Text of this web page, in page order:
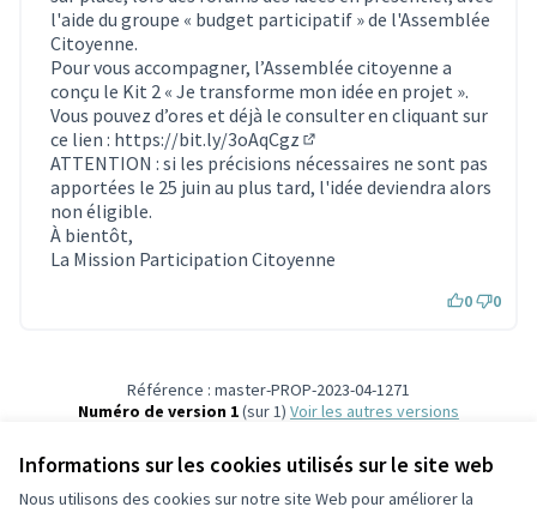
Informations sur les cookies utilisés sur le site web
Nous utilisons des cookies sur notre site Web pour améliorer la
l'aide du groupe « budget participatif » de l'Assemblée
Citoyenne.
Pour vous accompagner, l’Assemblée citoyenne a
conçu le Kit 2 « Je transforme mon idée en projet ».
Vous pouvez d’ores et déjà le consulter en cliquant sur
ce lien : https://bit.ly/3oAqCgz
(Lien externe)
ATTENTION : si les précisions nécessaires ne sont pas
apportées le 25 juin au plus tard, l'idée deviendra alors
non éligible.
À bientôt,
La Mission Participation Citoyenne
0 0
Référence : master-PROP-2023-04-1271
Numéro de version 1(sur 1)
voir les autres versions
Conditions d'utilisation